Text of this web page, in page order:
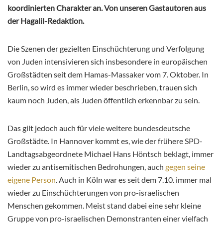
koordinierten Charakter an. Von unseren Gastautoren aus
der Hagalil-Redaktion.
Die Szenen der gezielten Einschüchterung und Verfolgung
von Juden intensivieren sich insbesondere in europäischen
Großstädten seit dem Hamas-Massaker vom 7. Oktober. In
Berlin, so wird es immer wieder beschrieben, trauen sich
kaum noch Juden, als Juden öffentlich erkennbar zu sein.
Das gilt jedoch auch für viele weitere bundesdeutsche
Großstädte. In Hannover kommt es, wie der frühere SPD-
Landtagsabgeordnete Michael Hans Höntsch beklagt, immer
wieder zu antisemitischen Bedrohungen, auch gegen seine
eigene Person . Auch in Köln war es seit dem 7.10. immer mal
wieder zu Einschüchterungen von pro-israelischen
Menschen gekommen. Meist stand dabei eine sehr kleine
Gruppe von pro-israelischen Demonstranten einer vielfach